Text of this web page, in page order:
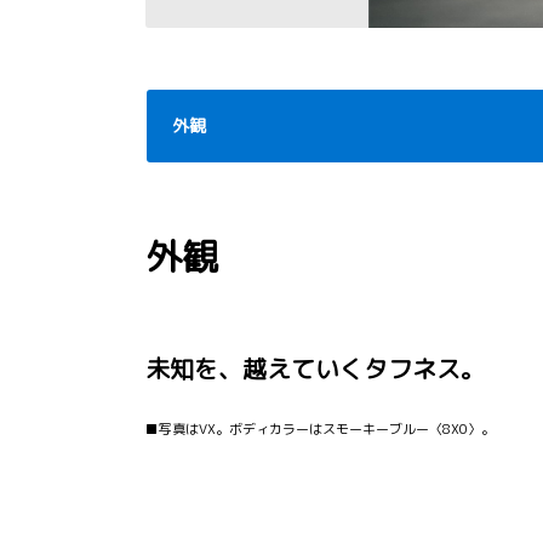
外観
外観
未知を、越えていくタフネス。
■写真はVX。ボディカラーはスモーキーブルー〈8X0〉。